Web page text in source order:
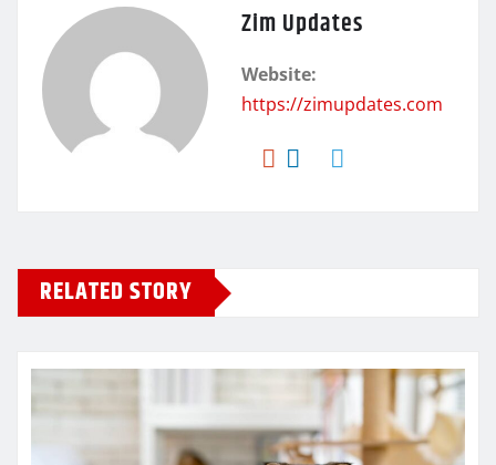
Zim Updates
Website:
https://zimupdates.com
RELATED STORY